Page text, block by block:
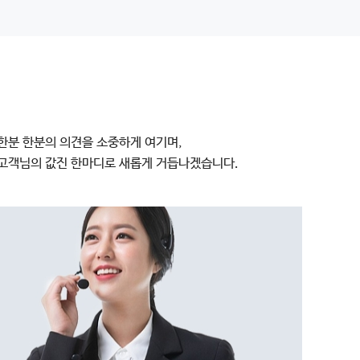
분 한분의 의견을 소중하게 여기며,
객님의 값진 한마디로 새롭게 거듭나겠습니다.